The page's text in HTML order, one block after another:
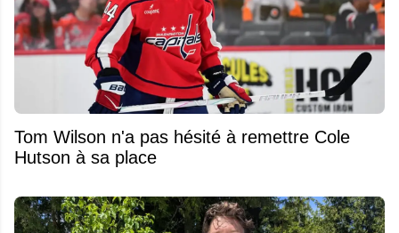
Tom Wilson n'a pas hésité à remettre Cole
Hutson à sa place